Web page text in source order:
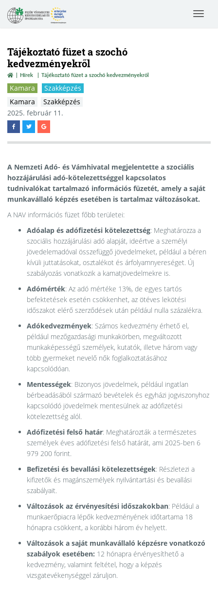
Toggle
Tájékoztató füzet a szochó
kedvezményekről
Hírek Tájékoztató füzet a szochó kedvezményekről
Kamara
Szakképzés
Kamara
Szakképzés
2025. február 11.
A Nemzeti Adó- és Vámhivatal megjelentette a szociális
hozzájárulási adó-kötelezettséggel kapcsolatos
tudnivalókat tartalmazó információs füzetét, amely a saját
munkavállaló képzés esetében is tartalmaz változásokat.
A NAV információs füzet főbb területei:
Adóalap és adófizetési kötelezettség: Meghatározza a
szociális hozzájárulási adó alapját, ideértve a személyi
jövedelemadóval összefüggő jövedelmeket, például a béren
kívüli juttatásokat, osztalékot és árfolyamnyereséget. Új
szabályozás vonatkozik a kamatjövedelmekre is.
Adómérték: Az adó mértéke 13%, de egyes tartós
befektetések esetén csökkenhet, az ötéves lekötési
időszakot elérő szerződések után például nulla százalékra.
Adókedvezmények: Számos kedvezmény érhető el,
például mezőgazdasági munkakörben, megváltozott
munkaképességű személyek, kutatók, illetve három vagy
több gyermeket nevelő nők foglalkoztatásához
kapcsolódóan.
Mentességek: Bizonyos jövedelmek, például ingatlan
bérbeadásából származó bevételek és egyházi jogviszonyhoz
kapcsolódó jövedelmek mentesülnek az adófizetési
kötelezettség alól.
Adófizetési felső határ: Meghatározták a természetes
személyek éves adófizetési felső határát, ami 2025-ben 6
979 200 forint.
Befizetési és bevallási kötelezettségek: Részletezi a
kifizetők és magánszemélyek nyilvántartási és bevallási
szabályait.
Változások az érvényesítési időszakokban: Például a
munkaerőpiacra lépők kedvezményének időtartama 18
hónapra csökkent, a korábbi három év helyett.
Változások a saját munkavállaló képzésre vonatkozó
szabályok esetében: 12 hónapra érvényesíthető a
kedvezmény, valamint feltétel, hogy a képzés
vizsgatevékenységgel záruljon.